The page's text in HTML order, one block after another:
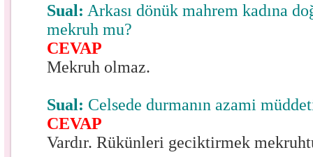
Sual: Arkası dönük mahrem kadına
mekruh mu?
CEVAP
Mekruh olmaz.
Sual: Celsede durmanın azami
CEVAP
Vardır. Rükünleri geciktirmek